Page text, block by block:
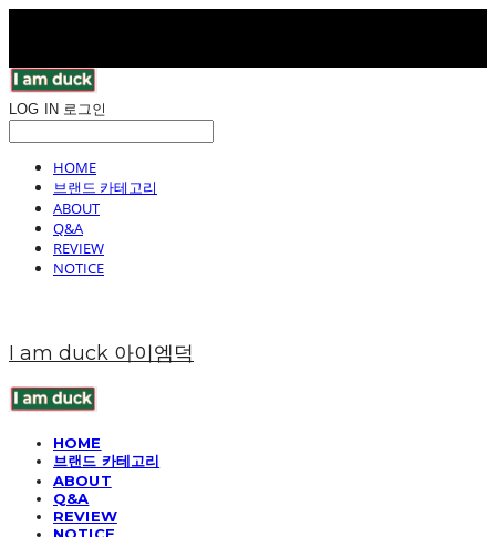
LOG IN 로그인
HOME
브랜드 카테고리
ABOUT
Q&A
REVIEW
NOTICE
I am duck 아이엠덕
HOME
브랜드 카테고리
ABOUT
Q&A
REVIEW